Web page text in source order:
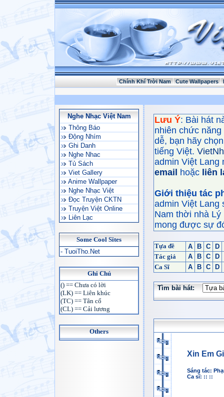
Chính Khí Trời Nam Cute Wallpapers
Nghe Nhạc Việt Nam
Thông Báo
Động Nhím
Ghi Danh
Nghe Nhac
Tủ Sách
Viet Gallery
Anime Wallpaper
Nghe Nhạc Việt
Đọc Truyện CKTN
Truyện Việt Online
Liên Lạc
Some Cool Sites
- TuoiTho.Net
Ghi Chú
() == Chưa có lời
(LK) == Liên khúc
(TC) == Tân cổ
(CL) == Cải lương
Others
Lưu Ý: Bài hát
nhiên chức
dễ, bạn hãy
tiếng Việt.
admin Việt Lang
email
hoặc liên
Giới thiệu tác
admin Việt Lang
Nam thời nhà
mong được sự
Tựa đề A B C
D
Tác giả
A B C
D
Ca Sĩ
A B C D
Tìm bài hát:
Xin Em
Sáng tác:
Ca sĩ: :: ::